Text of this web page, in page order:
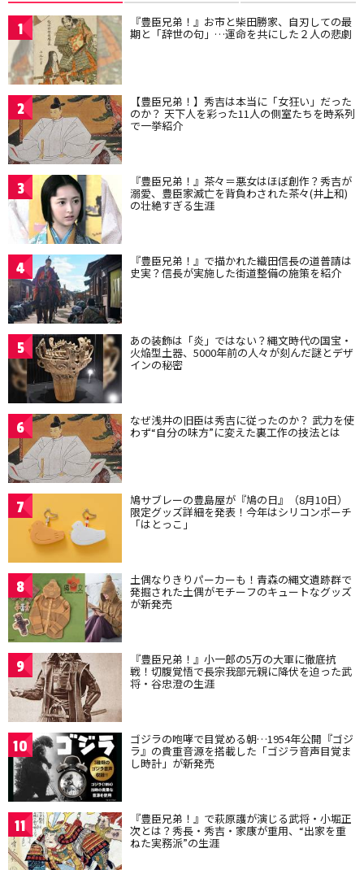
1 『豊臣兄弟！』お市と柴田勝家、自刃しての最
期と「辞世の句」…運命を共にした２人の悲劇
2 【豊臣兄弟！】秀吉は本当に「女狂い」だった
のか？ 天下人を彩った11人の側室たちを時系列
で一挙紹介
3 『豊臣兄弟！』茶々＝悪女はほぼ創作？秀吉が
溺愛、豊臣家滅亡を背負わされた茶々(井上和)
の壮絶すぎる生涯
4 『豊臣兄弟！』で描かれた織田信長の道普請は
史実？信長が実施した街道整備の施策を紹介
5 あの装飾は「炎」ではない？縄文時代の国宝・
火焔型土器、5000年前の人々が刻んだ謎とデザ
インの秘密
6 なぜ浅井の旧臣は秀吉に従ったのか？ 武力を使
わず“自分の味方”に変えた裏工作の技法とは
7 鳩サブレーの豊島屋が『鳩の日』（8月10日）
限定グッズ詳細を発表！今年はシリコンポーチ
「はとっこ」
8 土偶なりきりパーカーも！青森の縄文遺跡群で
発掘された土偶がモチーフのキュートなグッズ
が新発売
9 『豊臣兄弟！』小一郎の5万の大軍に徹底抗
戦！切腹覚悟で長宗我部元親に降伏を迫った武
将・谷忠澄の生涯
10 ゴジラの咆哮で目覚める朝…1954年公開『ゴジ
ラ』の貴重音源を搭載した「ゴジラ音声目覚ま
し時計」が新発売
11 『豊臣兄弟！』で萩原護が演じる武将・小堀正
次とは？秀長・秀吉・家康が重用、“出家を重
ねた実務派”の生涯